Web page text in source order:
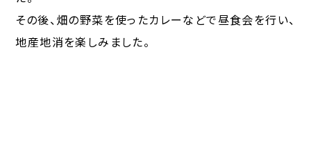
その後、畑の野菜を使ったカレーなどで昼食会を行い、
地産地消を楽しみました。